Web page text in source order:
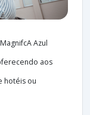
Azul
aos
hotéis ou